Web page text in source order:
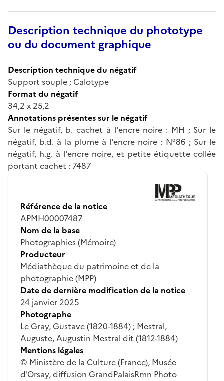
Description technique du phototype
ou du document graphique
Description technique du négatif
Support souple ; Calotype
Format du négatif
34,2 x 25,2
Annotations présentes sur le négatif
Sur le négatif, b. cachet à l'encre noire : MH ; Sur le
négatif, b.d. à la plume à l'encre noire : N°86 ; Sur le
négatif, h.g. à l'encre noire, et petite étiquette collée
portant cachet : 7487
Référence de la notice
APMH00007487
Nom de la base
Photographies (Mémoire)
Producteur
Médiathèque du patrimoine et de la
photographie (MPP)
Date de dernière modification de la notice
24 janvier 2025
Photographe
Le Gray, Gustave (1820-1884) ; Mestral,
Auguste, Augustin Mestral dit (1812-1884)
Mentions légales
© Ministère de la Culture (France), Musée
d'Orsay, diffusion GrandPalaisRmn Photo